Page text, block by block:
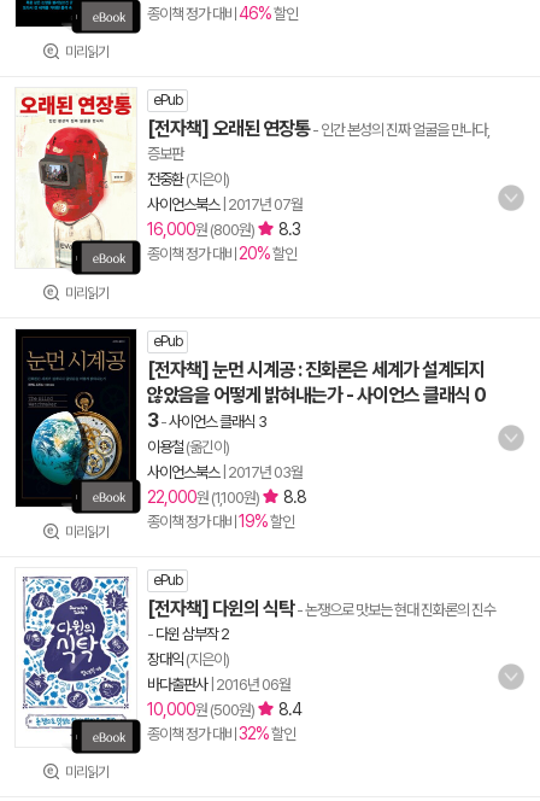
미리읽기
종이책 정가 대비 46%할인
미리읽기
ePub
[전자책] 오래된 연장통- 인간 본성의 진짜 얼굴을 만나다,
증보판
전중환(지은이)
사이언스북스| 2017년 07월
16,000원 (800원) 8.3
종이책 정가 대비 20%할인
미리읽기
ePub
[전자책] 눈먼 시계공 : 진화론은 세계가 설계되지
않았음을 어떻게 밝혀내는가 - 사이언스 클래식 0
3-사이언스 클래식 3
이용철 (옮긴이)
사이언스북스| 2017년 03월
22,000원 (1,100원) 8.8
종이책 정가 대비 19%할인
미리읽기
ePub
[전자책] 다윈의 식탁- 논쟁으로 맛보는 현대 진화론의 진수
- 다윈 삼부작 2
장대익 (지은이)
바다출판사| 2016년 06월
10,000원 (500원) 8.4
종이책 정가 대비 32%할인